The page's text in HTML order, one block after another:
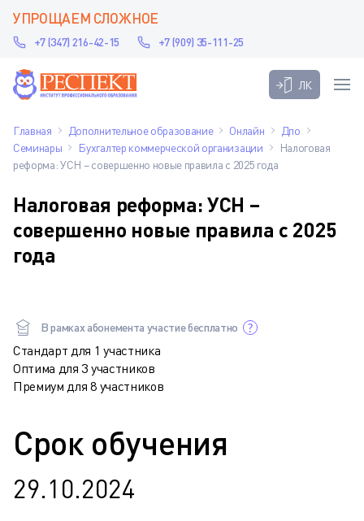
УПРОЩАЕМ СЛОЖНОЕ
+7 (347) 216-42-15 +7 (909) 35-111-25
ЛК
Главная Дополнительное образование Онлайн
Дпо
Семинары
Бухгалтер коммерческой организации
Налоговая
реформа: УСН – совершенно новые правила с 2025 года
Налоговая реформа: УСН –
совершенно новые правила с 2025
года
В рамках абонемента участие бесплатно
Стандарт для 1 участника
Оптима для 3 участников
Премиум для 8 участников
Срок обучения
29.10.2024